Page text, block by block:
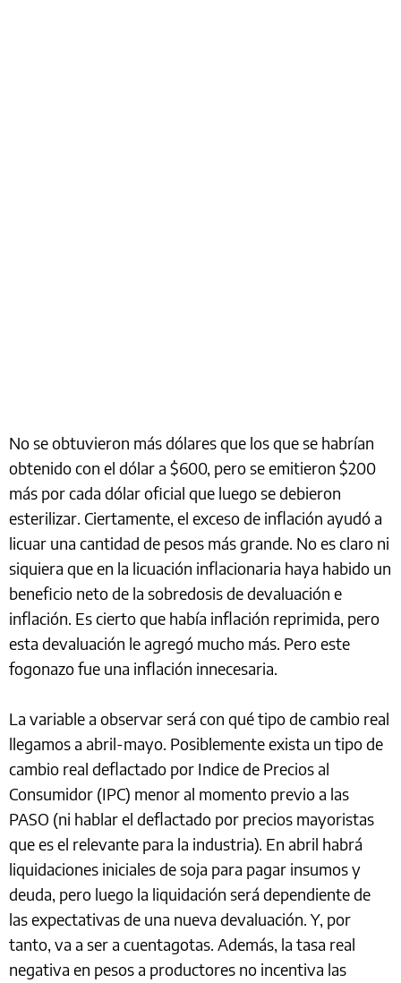
No se obtuvieron más dólares que los que se habrían
obtenido con el dólar a $600, pero se emitieron $200
más por cada dólar oficial que luego se debieron
esterilizar. Ciertamente, el exceso de inflación ayudó a
licuar una cantidad de pesos más grande. No es claro ni
siquiera que en la licuación inflacionaria haya habido un
beneficio neto de la sobredosis de devaluación e
inflación. Es cierto que había inflación reprimida, pero
esta devaluación le agregó mucho más. Pero este
fogonazo fue una inflación innecesaria.
La variable a observar será con qué tipo de cambio real
llegamos a abril-mayo. Posiblemente exista un tipo de
cambio real deflactado por Indice de Precios al
Consumidor (IPC) menor al momento previo a las
PASO (ni hablar el deflactado por precios mayoristas
que es el relevante para la industria). En abril habrá
liquidaciones iniciales de soja para pagar insumos y
deuda, pero luego la liquidación será dependiente de
las expectativas de una nueva devaluación. Y, por
tanto, va a ser a cuentagotas. Además, la tasa real
negativa en pesos a productores no incentiva las